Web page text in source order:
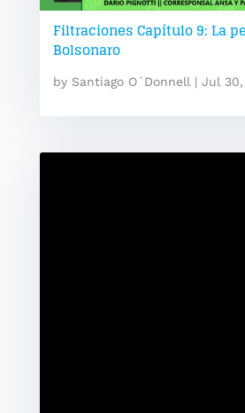
Filtraciones Capítulo 9: La
Bolsonaro
by Santiago O´Donnell | Jul